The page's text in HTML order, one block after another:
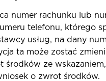
numer rachunku lub
telefonu, którego
usług, na dany
ta może zostać
środków ze
o zwrot środków.